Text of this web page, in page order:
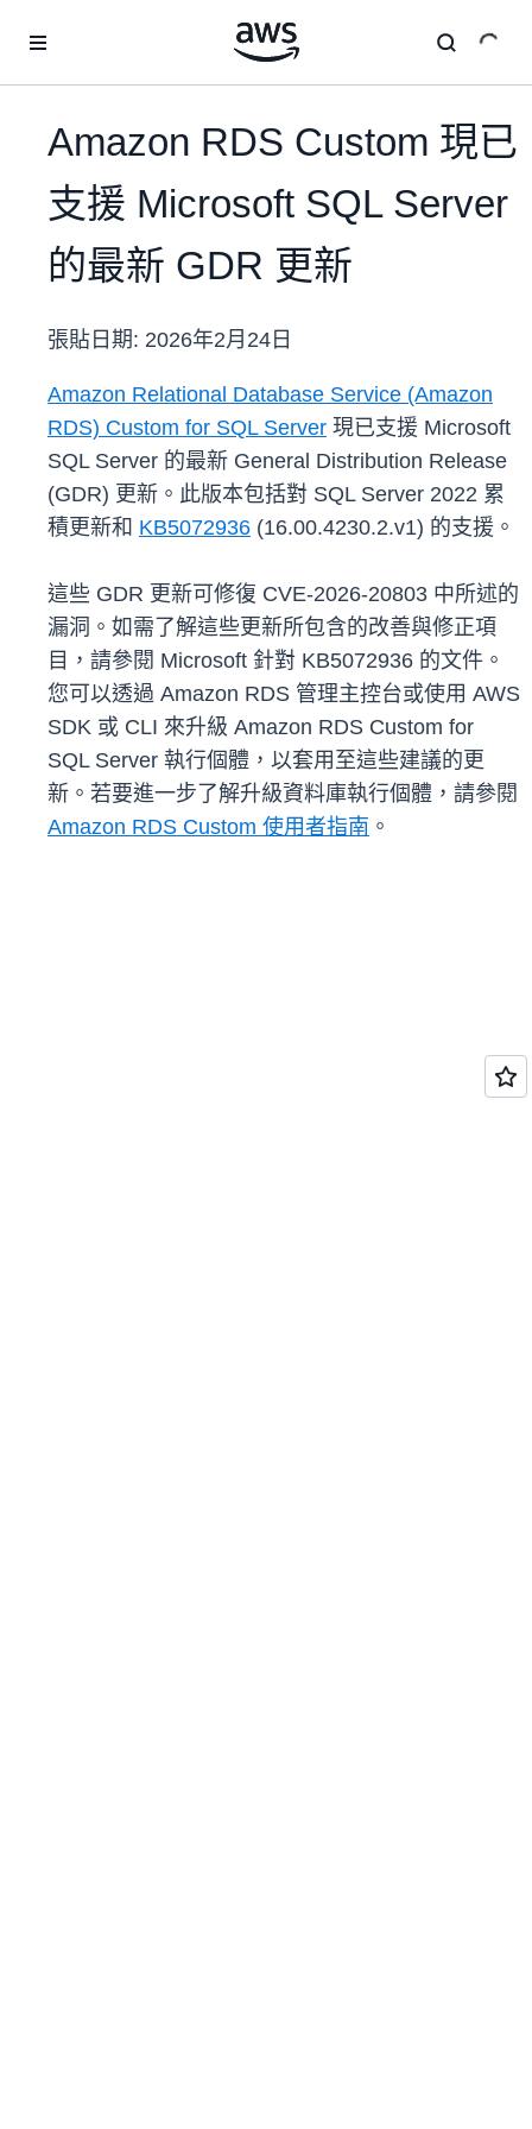
Amazon RDS Custom 現已
支援 Microsoft SQL Server
的最新 GDR 更新
張貼日期: 2026年2月24日
Amazon Relational Database Service (Amazon
RDS) Custom for SQL Server 現已支援 Microsoft
SQL Server 的最新 General Distribution Release
(GDR) 更新。此版本包括對 SQL Server 2022 累
積更新和 KB5072936 (16.00.4230.2.v1) 的支援。
這些 GDR 更新可修復 CVE-2026-20803 中所述的
漏洞。如需了解這些更新所包含的改善與修正項
目，請參閱 Microsoft 針對 KB5072936 的文件。
您可以透過 Amazon RDS 管理主控台或使用 AWS
SDK 或 CLI 來升級 Amazon RDS Custom for
SQL Server 執行個體，以套用至這些建議的更
新。若要進一步了解升級資料庫執行個體，請參閱
Amazon RDS Custom 使用者指南 。